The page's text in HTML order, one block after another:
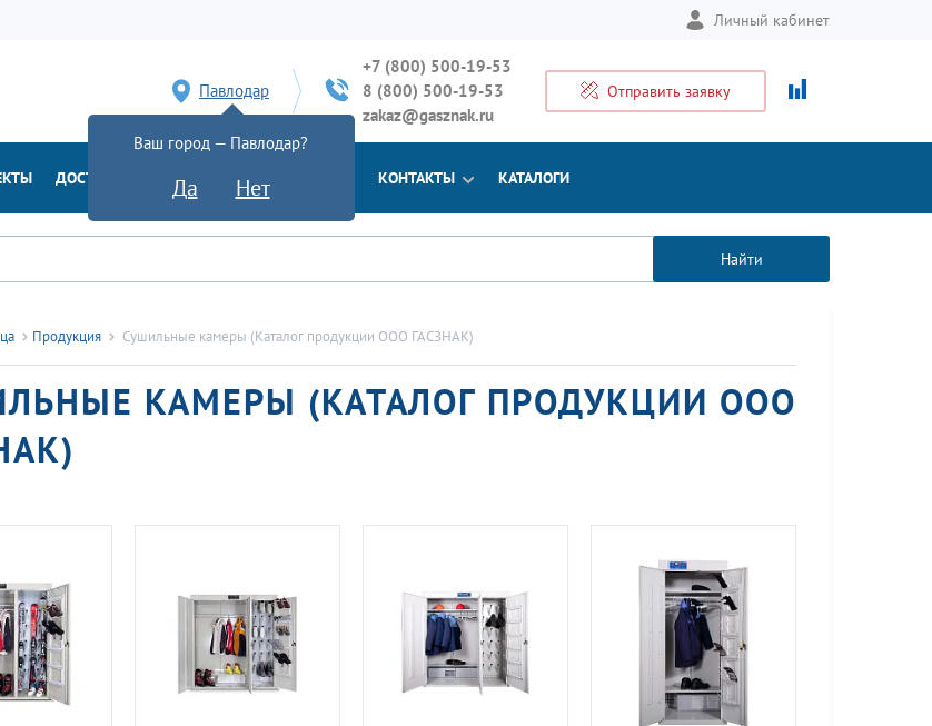
Личный кабинет
Павлодар
Ваш город — Павлодар?
Да Нет
+7 (800) 500-19-53
8 (800) 500-19-53
zakaz@gasznak.ru
Отправить заявку
ДОСТАВКА ДОКУМЕНТЫ КОНТАКТЫ КАТАЛОГИ
Найти
Продукция Сушильные камеры (Каталог продукции ООО ГАСЗНАК)
КАМЕРЫ (КАТАЛОГ ПРОДУКЦИИ ООО